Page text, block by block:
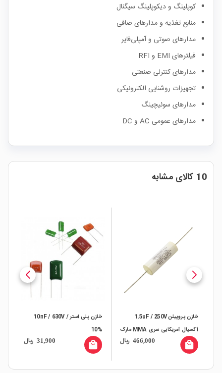
کوپلینگ و دیکوپلینگ سیگنال
منابع تغذیه و مدارهای صافی
مدارهای صوتی و آمپلی‌فایر
فیلترهای EMI و RFI
مدارهای کنترلی صنعتی
تجهیزات روشنایی الکترونیکی
مدارهای سوئیچینگ
مدارهای عمومی AC و DC
10 کالای مشابه
خازن پروپیلن 1.5uF / 250V
آکسیال آمریکایی سری MMA مارک
CDE
466,000 ریال local_mall
خازن پلی استر 10nF / 630V /
10%
31,900 ریال local_mall